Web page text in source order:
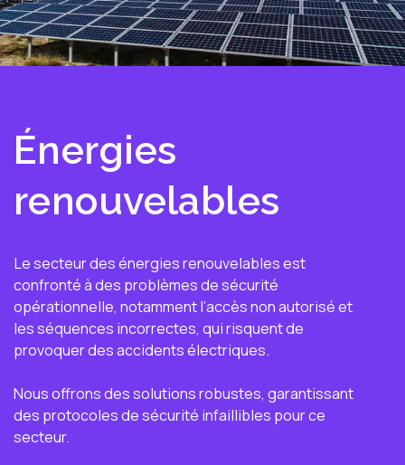
Énergies
renouvelables
Le secteur des énergies renouvelables est
confronté à des problèmes de sécurité
opérationnelle, notamment l’accès non autorisé et
les séquences incorrectes, qui risquent de
provoquer des accidents électriques.
Nous offrons des solutions robustes, garantissant
des protocoles de sécurité infaillibles pour ce
secteur.